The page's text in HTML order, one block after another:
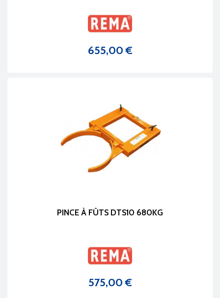
Prix
655,00 €
PINCE À FÛTS DTS10 680KG
Prix
575,00 €